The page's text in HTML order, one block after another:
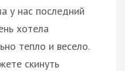
у нас последний
хотела
тепло и весело.
скинуть